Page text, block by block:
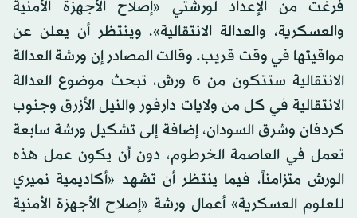
فرغت من الإعداد لورشتي «إصلاح الأجهزة الأمنية
والعسكرية، والعدالة الانتقالية»، وينتظر أن يعلن عن
مواقيتها في وقت قريب. وقالت المصادر إن ورشة العدالة
الانتقالية ستتكون من 6 ورش، تبحث موضوع العدالة
الانتقالية في كل من ولايات دارفور والنيل الأزرق وجنوب
كردفان وشرق السودان، إضافة إلى تشكيل ورشة سابعة
تعمل في العاصمة الخرطوم، دون أن يكون عمل هذه
الورش متزامناً، فيما ينتظر أن تشهد «أكاديمية نميري
للعلوم العسكرية» أعمال ورشة «إصلاح الأجهزة الأمنية